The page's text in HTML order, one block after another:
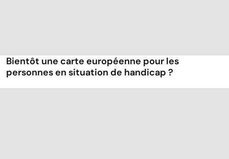
Bientôt une carte européenne pour les
personnes en situation de handicap ?